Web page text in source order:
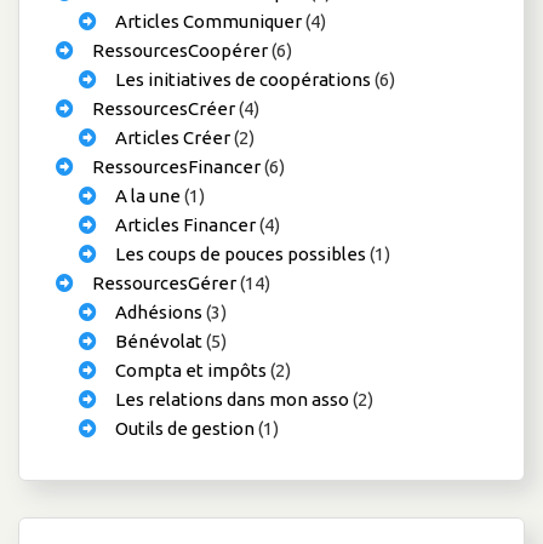
Articles Communiquer(4)
RessourcesCoopérer(6)
Les initiatives de coopérations (6)
RessourcesCréer(4)
Articles Créer(2)
RessourcesFinancer(6)
A la une(1)
Articles Financer(4)
Les coups de pouces possibles (1)
RessourcesGérer(14)
Adhésions (3)
Bénévolat(5)
Compta et impôts (2)
Les relations dans mon asso (2)
Outils de gestion(1)